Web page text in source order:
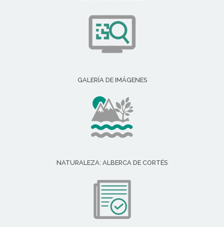
GALERÍA DE IMÁGENES
NATURALEZA: ALBERCA DE CORTÉS